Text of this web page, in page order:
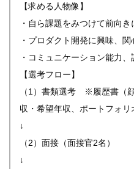
【求める人物像】
・自ら課題をみつけて前向
・プロダクト開発に興味、
・コミュニケーション能力
【選考フロー】
（1）書類選考 ※履歴書（
収・希望年収、ポートフォリ
↓
（2）面接（面接官2名）
↓